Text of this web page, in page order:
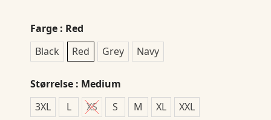
Farge : Red
Black
Red Grey Navy
Størrelse : Medium
3XL
L XS S M XL XXL